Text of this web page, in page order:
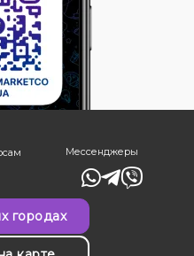
Мессенджеры
городах